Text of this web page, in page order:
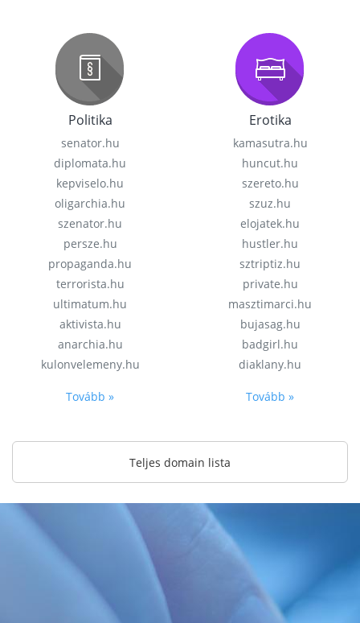
Politika
senator.hu
diplomata.hu
kepviselo.hu
oligarchia.hu
szenator.hu
persze.hu
propaganda.hu
terrorista.hu
ultimatum.hu
aktivista.hu
anarchia.hu
kulonvelemeny.hu
Tovább »
Erotika
kamasutra.hu
huncut.hu
szereto.hu
szuz.hu
elojatek.hu
hustler.hu
sztriptiz.hu
private.hu
masztimarci.hu
bujasag.hu
badgirl.hu
diaklany.hu
Tovább »
Teljes domain lista